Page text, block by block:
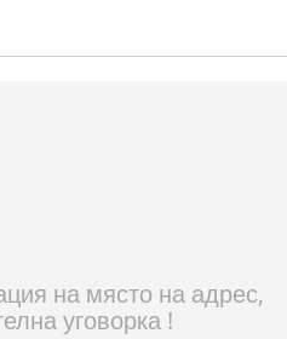
на място на адрес,
уговорка !